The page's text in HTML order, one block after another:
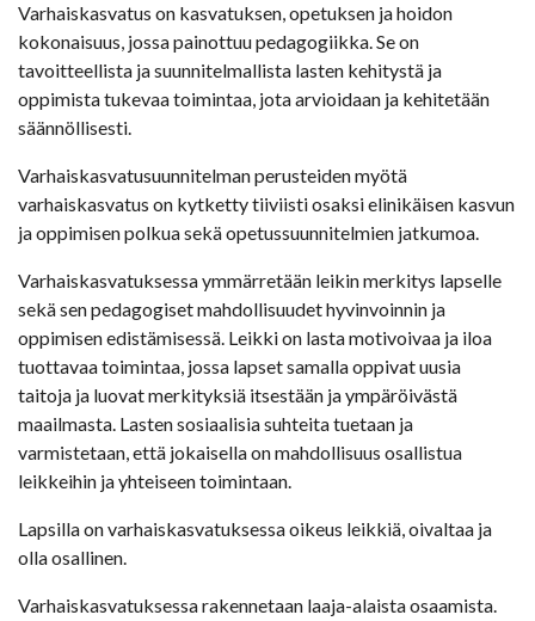
Varhaiskasvatus on kasvatuksen, opetuksen ja hoidon
kokonaisuus, jossa painottuu pedagogiikka. Se on
tavoitteellista ja suunnitelmallista lasten kehitystä ja
oppimista tukevaa toimintaa, jota arvioidaan ja kehitetään
säännöllisesti.
Varhaiskasvatusuunnitelman perusteiden myötä
varhaiskasvatus on kytketty tiiviisti osaksi elinikäisen kasvun
ja oppimisen polkua sekä opetussuunnitelmien jatkumoa.
Varhaiskasvatuksessa ymmärretään leikin merkitys lapselle
sekä sen pedagogiset mahdollisuudet hyvinvoinnin ja
oppimisen edistämisessä. Leikki on lasta motivoivaa ja iloa
tuottavaa toimintaa, jossa lapset samalla oppivat uusia
taitoja ja luovat merkityksiä itsestään ja ympäröivästä
maailmasta. Lasten sosiaalisia suhteita tuetaan ja
varmistetaan, että jokaisella on mahdollisuus osallistua
leikkeihin ja yhteiseen toimintaan.
Lapsilla on varhaiskasvatuksessa oikeus leikkiä, oivaltaa ja
olla osallinen.
Varhaiskasvatuksessa rakennetaan laaja-alaista osaamista.